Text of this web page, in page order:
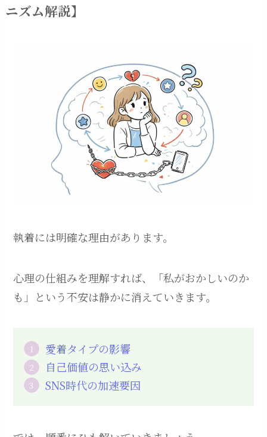
ニズム解説】
執着には明確な理由があります。
心理の仕組みを理解すれば、「私がおかしいのか
も」という不安は静かに消えていきます。
愛着タイプの影響
自己価値の思い込み
SNS時代の加速要因